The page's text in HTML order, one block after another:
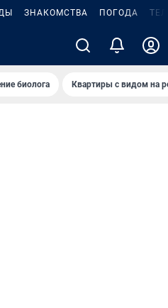
ЗНАКОМСТВА ПОГОДА
биолога Квартиры с видом на